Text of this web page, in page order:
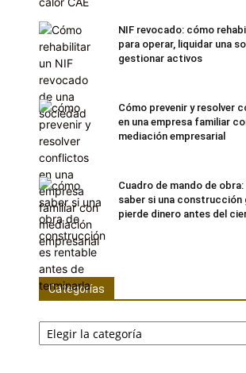
NIF revocado: cómo
para operar, liquidar una
gestionar activos
Cómo prevenir y resolver
en una empresa familiar
mediación empresarial
Cuadro de mando de
saber si una construcción
pierde dinero antes del
Categorías
Categorías